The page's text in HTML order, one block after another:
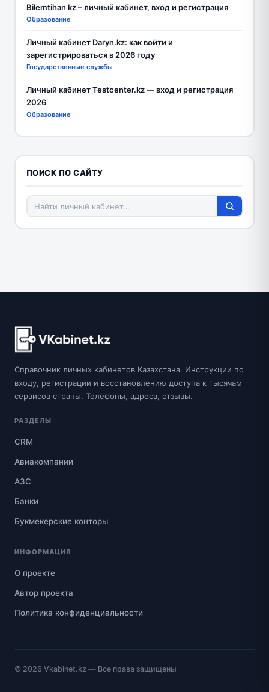
Bilemtihan kz – личный кабинет, вход и регистрация
Образование
Личный кабинет Daryn.kz: как войти и
зарегистрироваться в 2026 году
Государственные службы
Личный кабинет Testcenter.kz — вход и регистрация
2026
Образование
ПОИСК ПО САЙТУ
Справочник личных кабинетов Казахстана. Инструкции по
входу, регистрации и восстановлению доступа к тысячам
сервисов страны. Телефоны, адреса, отзывы.
РАЗДЕЛЫ
CRM
Авиакомпании
АЗС
Банки
Букмекерские конторы
ИНФОРМАЦИЯ
О проекте
Автор проекта
Политика конфиденциальности
© 2026 Vkabinet.kz — Все права защищены